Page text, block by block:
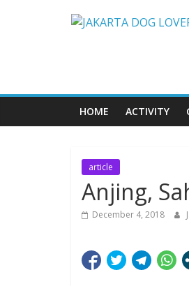
LOVERS
HOME ACTIVITY
article
Anjing,
December 4, 2018